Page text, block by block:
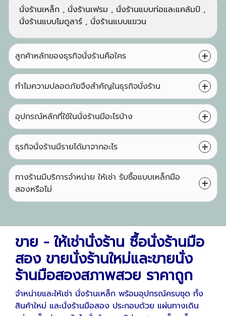
นั่งร้านเหล็ก , นั่งร้านเฟรม , นั่งร้านแบบท่อและแคล้มป์ ,
นั่งร้านแบบโมดูลาร์ , นั่งร้านแบบแขวน
ลูกค้าหลักของธุรกิจนั่งร้านคือใคร
ทำไมความปลอดภัยจึงสำคัญในธุรกิจนั่งร้าน
อุปกรณ์หลักที่ใช้ในนั่งร้านมีอะไรบ้าง
ธุรกิจนั่งร้านมีรายได้มาจากอะไร
ทางร้านมีบริการจำหน่าย ให้เช่า รับซื้อแบบเหล็กมือ
สองหรือไม่
ขาย - ให้เช่านั่งร้าน ซื้อนั่งร้านมือ
สอง ขายนั่งร้านใหม่และขายนั่ง
ร้านมือสองสภาพสวย ราคาถูก
จำหน่ายและให้เช่า นั่งร้านเหล็ก พร้อมอุปกรณ์ครบชุด ทั้ง
สินค้าใหม่ และนั่งร้านมือสอง ประกอบด้วย แผ่นทางเดิน